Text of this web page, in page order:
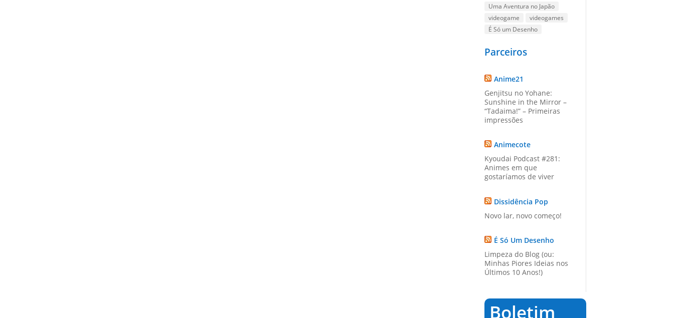
Uma Aventura no Japão
videogame
videogames
É Só um Desenho
Parceiros
Anime21
Genjitsu no Yohane:
Sunshine in the Mirror –
“Tadaima!” – Primeiras
impressões
Animecote
Kyoudai Podcast #281:
Animes em que
gostaríamos de viver
Dissidência Pop
Novo lar, novo começo!
É Só Um Desenho
Limpeza do Blog (ou:
Minhas Piores Ideias nos
Últimos 10 Anos!)
Boletim